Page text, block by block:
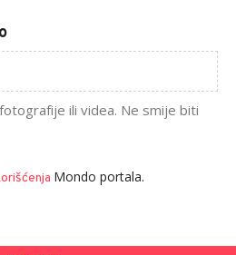
ili videa. Ne smije biti
Mondo portala.